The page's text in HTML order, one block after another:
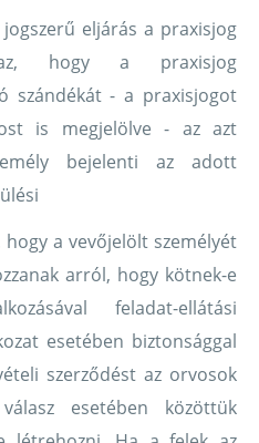
eljárás a praxisjog
hogy a praxisjog
szándékát - a praxisjogot
is megjelölve - az azt
bejelenti az adott
a vevőjelölt személyét
arról, hogy kötnek-e
feladat-ellátási
esetében biztonsággal
szerződést az orvosok
esetében közöttük